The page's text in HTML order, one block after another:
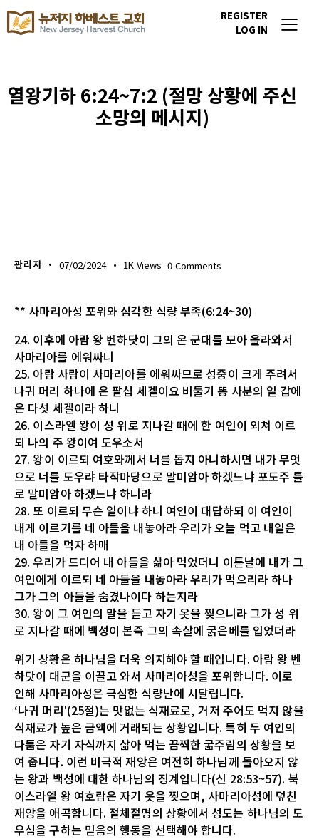
REGISTER
LOG IN
열왕기하 6:24~7:2 (절망 상황에 주신
소망의 메시지)
관리자 07/02/2024 1K Views 0 Comments
** 사마리아성 포위와 심각한 식량 부족(6:24~30)
24. 이후에 아람 왕 벤하닷이 그의 온 군대를 모아 올라와서
사마리아를 에워싸니
25. 아람 사람이 사마리아를 에워싸므로 성중이 크게 주려서
나귀 머리 하나에 은 팔십 세겔이요 비둘기 똥 사분의 일 갑에
은 다섯 세겔이라 하니
26. 이스라엘 왕이 성 위로 지나갈 때에 한 여인이 외쳐 이르
되 나의 주 왕이여 도우소서
27. 왕이 이르되 여호와께서 너를 돕지 아니하시면 내가 무엇
으로 너를 도우랴 타작마당으로 말미암아 하겠느냐 포도주 틀
로 말미암아 하겠느냐 하니라
28. 또 이르되 무슨 일이냐 하니 여인이 대답하되 이 여인이
내게 이르기를 네 아들을 내놓아라 우리가 오늘 먹고 내일은
내 아들을 먹자 하매
29. 우리가 드디어 내 아들을 삶아 먹었더니 이튿날에 내가 그
여인에게 이르되 네 아들을 내놓아라 우리가 먹으리라 하나
그가 그의 아들을 숨겼나이다 하는지라
30. 왕이 그 여인의 말을 듣고 자기 옷을 찢으니라 그가 성 위
로 지나갈 때에 백성이 본즉 그의 속살에 굵은베를 입었더라
위기 상황은 하나님을 더욱 의지해야 할 때입니다. 아람 왕 벤
하닷이 대군을 이끌고 와서 사마리아성을 포위합니다. 이로
인해 사마리아성은 극심한 식량난에 시달립니다.
‘나귀 머리'(25절)는 맛없는 식재료로, 거저 주어도 먹지 않을
식재료가 높은 금액에 거래되는 상황입니다. 특히 두 여인의
다툼은 자기 자식까지 삶아 먹는 끔찍한 굶주림의 상황을 보
여 줍니다. 이런 비극적 재앙은 여전히 하나님께 돌아오지 않
는 왕과 백성에 대한 하나님의 징계입니다(신 28:53~57). 북
이스라엘 왕 여호람은 자기 옷을 찢으며, 사마리아성에 덮친
재앙을 애곡합니다. 절체절명의 상황에서 성도는 하나님의 도
우심을 구하는 믿음의 행동을 선택해야 합니다.